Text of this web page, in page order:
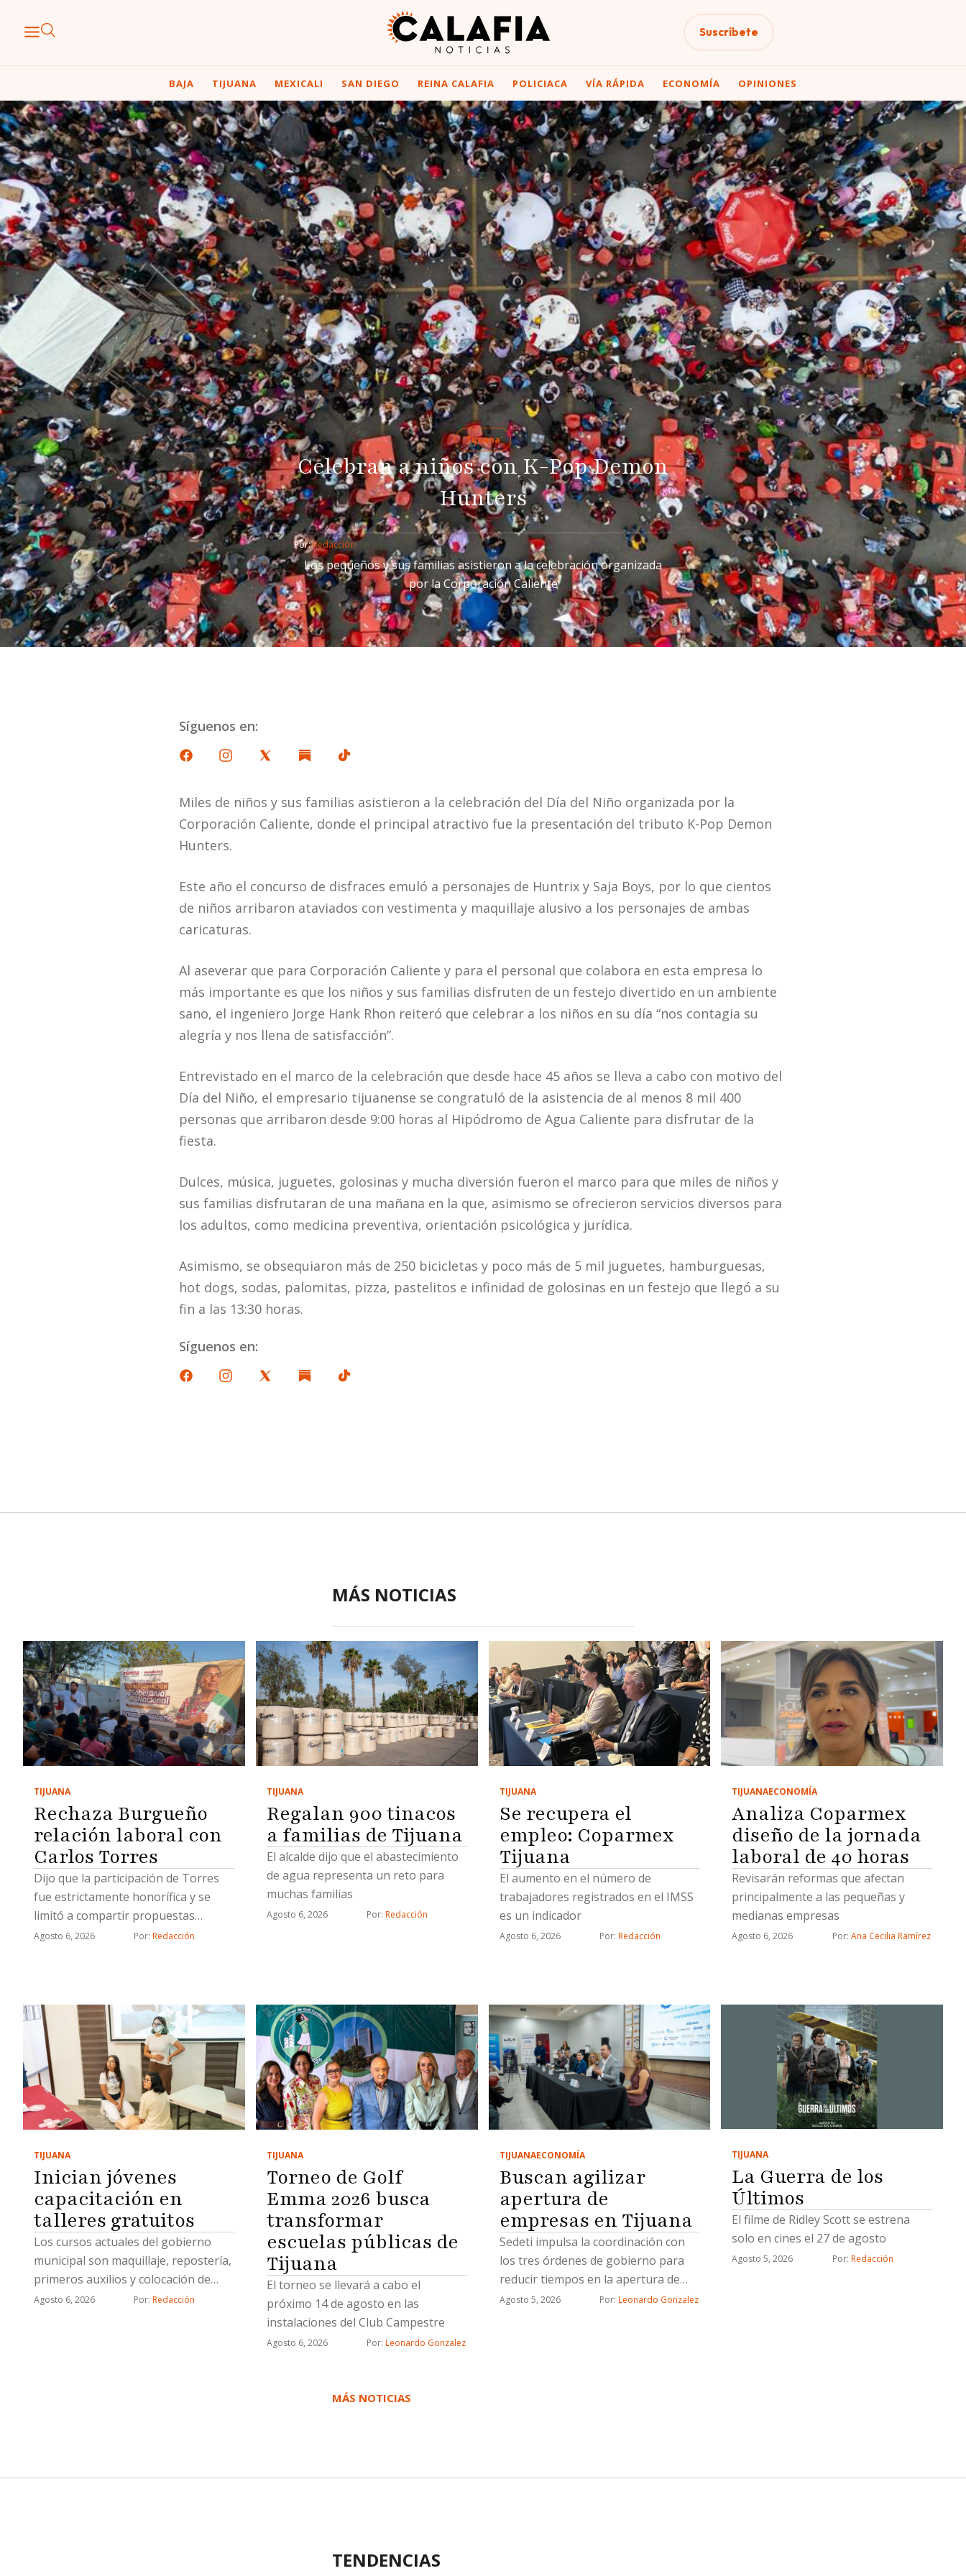
Suscríbete
BAJA TIJUANA MEXICALI SAN DIEGO REINA CALAFIA POLICIACA VÍA RÁPIDA ECONOMÍA OPINIONES
Tijuana
Celebran a niños con K-Pop Demon
Hunters
Por: Redacción
Los pequeños y sus familias asistieron a la celebración organizada
por la Corporación Caliente
Síguenos en:
Miles de niños y sus familias asistieron a la celebración del Día del Niño organizada por la
Corporación Caliente, donde el principal atractivo fue la presentación del tributo K-Pop Demon
Hunters.
Este año el concurso de disfraces emuló a personajes de Huntrix y Saja Boys, por lo que cientos
de niños arribaron ataviados con vestimenta y maquillaje alusivo a los personajes de ambas
caricaturas.
Al aseverar que para Corporación Caliente y para el personal que colabora en esta empresa lo
más importante es que los niños y sus familias disfruten de un festejo divertido en un ambiente
sano, el ingeniero Jorge Hank Rhon reiteró que celebrar a los niños en su día “nos contagia su
alegría y nos llena de satisfacción”.
Entrevistado en el marco de la celebración que desde hace 45 años se lleva a cabo con motivo del
Día del Niño, el empresario tijuanense se congratuló de la asistencia de al menos 8 mil 400
personas que arribaron desde 9:00 horas al Hipódromo de Agua Caliente para disfrutar de la
fiesta.
Dulces, música, juguetes, golosinas y mucha diversión fueron el marco para que miles de niños y
sus familias disfrutaran de una mañana en la que, asimismo se ofrecieron servicios diversos para
los adultos, como medicina preventiva, orientación psicológica y jurídica.
Asimismo, se obsequiaron más de 250 bicicletas y poco más de 5 mil juguetes, hamburguesas,
hot dogs, sodas, palomitas, pizza, pastelitos e infinidad de golosinas en un festejo que llegó a su
fin a las 13:30 horas.
Síguenos en:
MÁS NOTICIAS
TIJUANA
Rechaza Burgueño
relación laboral con
Carlos Torres
Dijo que la participación de Torres
fue estrictamente honorífica y se
limitó a compartir propuestas
relacionadas con proyectos
Agosto 6, 2026 Por: Redacción
TIJUANA
Regalan 900 tinacos
a familias de Tijuana
El alcalde dijo que el abastecimiento
de agua representa un reto para
muchas familias
Agosto 6, 2026 Por: Redacción
TIJUANA
Se recupera el
empleo: Coparmex
Tijuana
El aumento en el número de
trabajadores registrados en el IMSS
es un indicador
Agosto 6, 2026 Por: Redacción
TIJUANAECONOMÍA
Analiza Coparmex
diseño de la jornada
laboral de 40 horas
Revisarán reformas que afectan
principalmente a las pequeñas y
medianas empresas
Agosto 6, 2026 Por: Ana Cecilia Ramírez
TIJUANA
Inician jóvenes
capacitación en
talleres gratuitos
Los cursos actuales del gobierno
municipal son maquillaje, repostería,
primeros auxilios y colocación de
uñas acrílicas
Agosto 6, 2026 Por: Redacción
TIJUANA
Torneo de Golf
Emma 2026 busca
transformar
escuelas públicas de
Tijuana
El torneo se llevará a cabo el
próximo 14 de agosto en las
instalaciones del Club Campestre
Agosto 6, 2026 Por: Leonardo Gonzalez
TIJUANAECONOMÍA
Buscan agilizar
apertura de
empresas en Tijuana
Sedeti impulsa la coordinación con
los tres órdenes de gobierno para
reducir tiempos en la apertura de
nuevos negocios
Agosto 5, 2026 Por: Leonardo Gonzalez
TIJUANA
La Guerra de los
Últimos
El filme de Ridley Scott se estrena
solo en cines el 27 de agosto
Agosto 5, 2026 Por: Redacción
MÁS NOTICIAS
TENDENCIAS